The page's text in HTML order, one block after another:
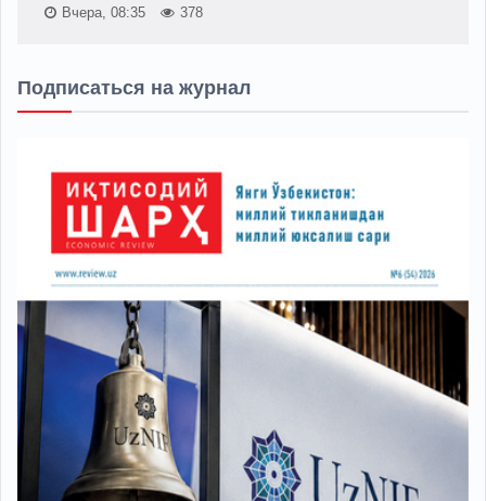
Вчера, 08:35 378
Подписаться на журнал